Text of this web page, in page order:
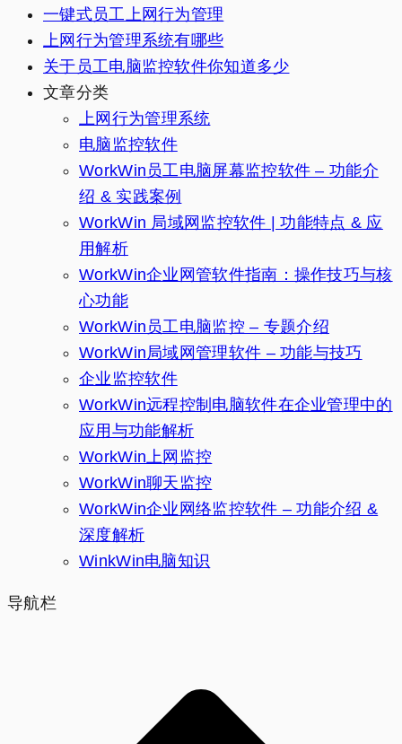
一键式员工上网行为管理
上网行为管理系统有哪些
关于员工电脑监控软件你知道多少
文章分类
上网行为管理系统
电脑监控软件
WorkWin员工电脑屏幕监控软件 – 功能介
绍 & 实践案例
WorkWin 局域网监控软件 | 功能特点 & 应
用解析
WorkWin企业网管软件指南：操作技巧与核
心功能
WorkWin员工电脑监控 – 专题介绍
WorkWin局域网管理软件 – 功能与技巧
企业监控软件
WorkWin远程控制电脑软件在企业管理中的
应用与功能解析
WorkWin上网监控
WorkWin聊天监控
WorkWin企业网络监控软件 – 功能介绍 &
深度解析
WinkWin电脑知识
导航栏